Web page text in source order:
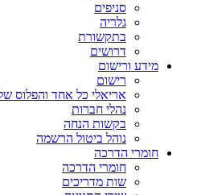
סניפים
גלריה
בתקשורת
דרושים
מידע ורישום
רישום
אריאלי כל אחד והפלוס שלו
נהלי חברות
בקשות הנחה
נוהל ביטול הרשמה
חומרי הדרכה
חומרי הדרכה
שות מדריכים